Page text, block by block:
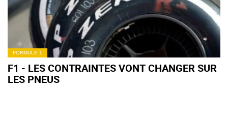
FORMULE 1
F1 - LES CONTRAINTES VONT CHANGER SUR
LES PNEUS